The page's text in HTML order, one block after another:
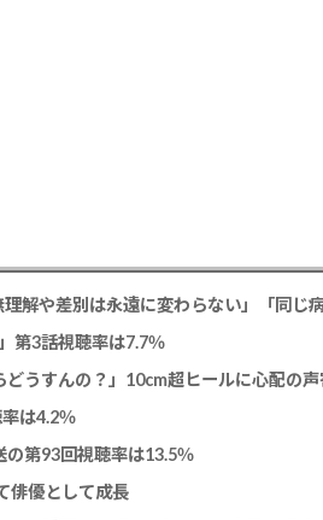
第3話視聴率は7.7％
うすんの？」10cm超ヒールに心配の
は4.2％
第93回視聴率は13.5％
俳優として成長